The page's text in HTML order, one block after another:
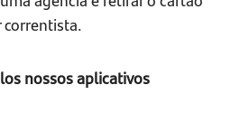
correntista.
nossos aplicativos